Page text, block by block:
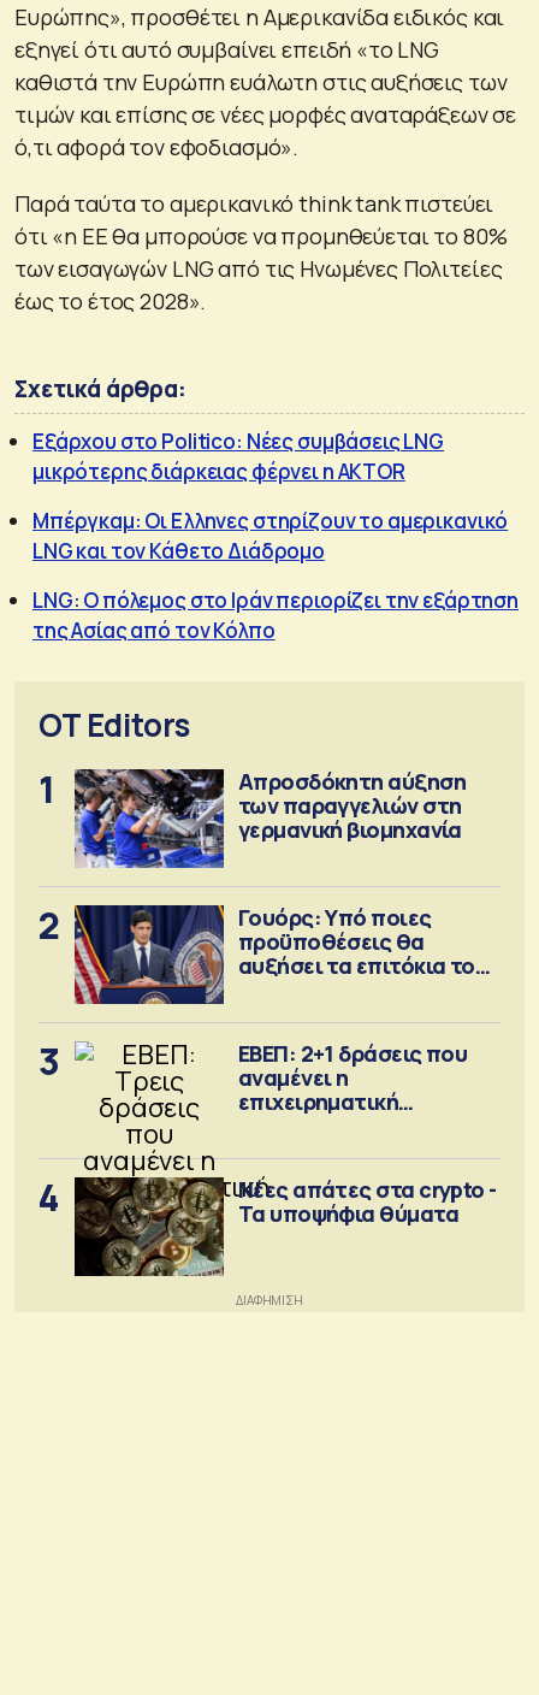
Ευρώπης», προσθέτει η Αμερικανίδα ειδικός και
εξηγεί ότι αυτό συμβαίνει επειδή «το LNG
καθιστά την Ευρώπη ευάλωτη στις αυξήσεις των
τιμών και επίσης σε νέες μορφές αναταράξεων σε
ό,τι αφορά τον εφοδιασμό».
Παρά ταύτα το αμερικανικό think tank πιστεύει
ότι «η ΕΕ θα μπορούσε να προμηθεύεται το 80%
των εισαγωγών LNG από τις Ηνωμένες Πολιτείες
έως το έτος 2028».
Σχετικά άρθρα:
Εξάρχου στο Politico: Νέες συμβάσεις LNG
μικρότερης διάρκειας φέρνει η AKTOR
Μπέργκαμ: Οι Ελληνες στηρίζουν το αμερικανικό
LNG και τον Κάθετο Διάδρομο
LNG: Ο πόλεμος στο Ιράν περιορίζει την εξάρτηση
της Ασίας από τον Κόλπο
OT Editors
1
Απροσδόκητη αύξηση
των παραγγελιών στη
γερμανική βιομηχανία
2
Γουόρς: Υπό ποιες
προϋποθέσεις θα
αυξήσει τα επιτόκια τον
3
ΕΒΕΠ: 2+1 δράσεις που
αναμένει η
επιχειρηματική
4
Νέες απάτες στα crypto -
Τα υποψήφια θύματα